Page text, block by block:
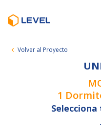
Volver al Proyecto
1